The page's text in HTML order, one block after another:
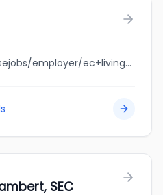
jobbank.gc.ca/browsejobs/employer/ec+living/ca
SEC